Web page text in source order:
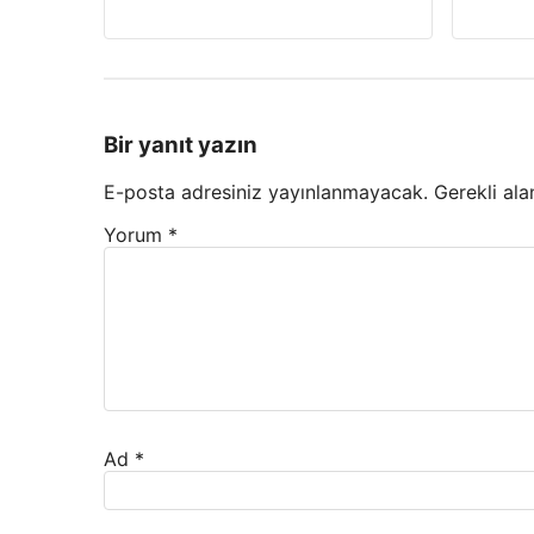
Bir yanıt yazın
E-posta adresiniz yayınlanmayacak. Gerekli
Yorum *
Ad *